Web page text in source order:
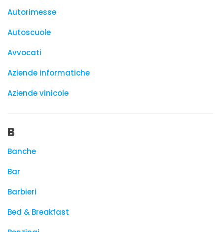
Autorimesse
Autoscuole
Avvocati
Aziende informatiche
Aziende vinicole
B
Banche
Bar
Barbieri
Bed & Breakfast